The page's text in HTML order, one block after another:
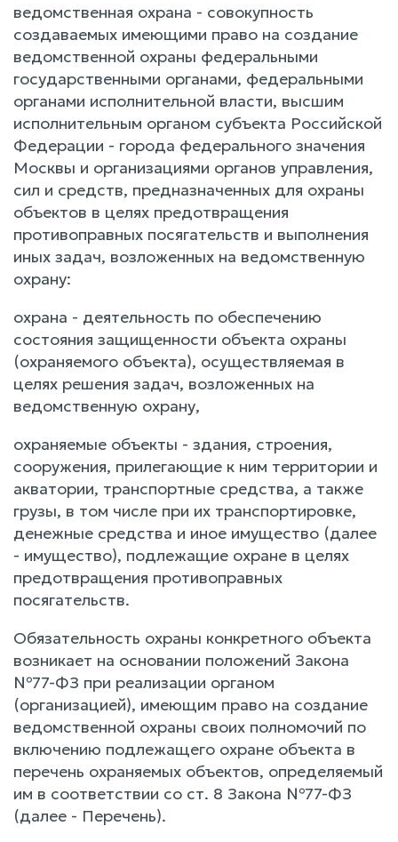
ведомственная охрана - совокупность
создаваемых имеющими право на создание
ведомственной охраны федеральными
государственными органами, федеральными
органами исполнительной власти, высшим
исполнительным органом субъекта Российской
Федерации - города федерального значения
Москвы и организациями органов управления,
сил и средств, предназначенных для охраны
объектов в целях предотвращения
противоправных посягательств и выполнения
иных задач, возложенных на ведомственную
охрану:
охрана - деятельность по обеспечению
состояния защищенности объекта охраны
(охраняемого объекта), осуществляемая в
целях решения задач, возложенных на
ведомственную охрану,
охраняемые объекты - здания, строения,
сооружения, прилегающие к ним территории и
акватории, транспортные средства, а также
грузы, в том числе при их транспортировке,
денежные средства и иное имущество (далее
- имущество), подлежащие охране в целях
предотвращения противоправных
посягательств.
Обязательность охраны конкретного объекта
возникает на основании положений Закона
№77-ФЗ при реализации органом
(организацией), имеющим право на создание
ведомственной охраны своих полномочий по
включению подлежащего охране объекта в
перечень охраняемых объектов, определяемый
им в соответствии со ст. 8 Закона №77-ФЗ
(далее - Перечень).